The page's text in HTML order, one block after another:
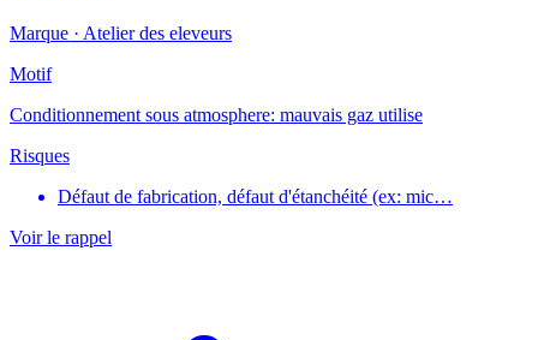
Marque · Atelier des eleveurs
Motif
Conditionnement sous atmosphere: mauvais gaz utilise
Risques
Défaut de fabrication, défaut d'étanchéité (ex: mic…
Voir le rappel